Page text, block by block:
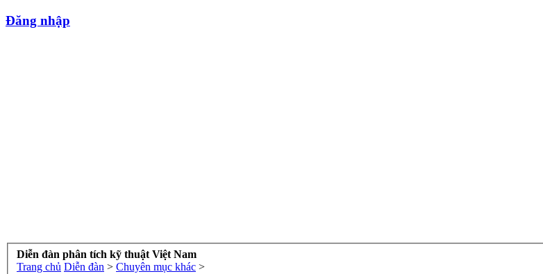
Đăng nhập
Diễn đàn phân tích kỹ thuật Việt Nam
Trang chủ Diễn đàn > Chuyên mục khác >